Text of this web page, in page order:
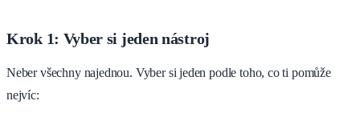
Krok 1: Vyber si jeden nástroj
Neber všechny najednou. Vyber si jeden podle toho, co ti pomůže
nejvíc: